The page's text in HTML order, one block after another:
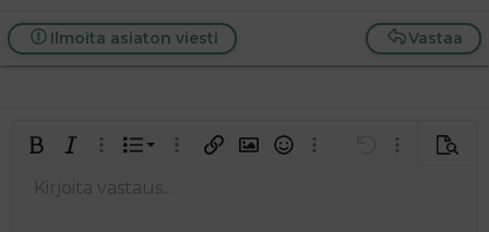
Vastaa
Ilmoita asiaton viesti
LihavoituKursivoitu
Laajennettuun editoriin…
Lista
Järjestetty lista
Laajennettuun editoriin…
Lisää hyperlinkki
Lisää kuva
HymiötLaajennettuun
Kumoa
Fontin koko
9
Tekstiväri
KirjasintyyliArial
Yliviivaa
Tasaus Tasaa vasemmalle
Paragraph format
Normal
LainausLisää video/media
Lisää taulukko
Insert horizontal line
Tee uudelleen
BBCode-näkymä
Poista muotoilu
Luonnokset
Kirjoita vastaus...